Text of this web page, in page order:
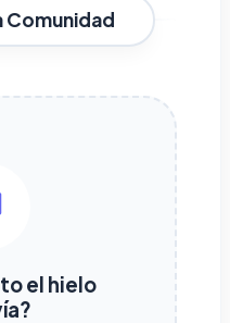
Comunidad
el hielo